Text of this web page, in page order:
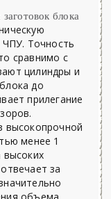
блока
ЧПУ. Точность
сравнимо с
цилиндры и
до
прилегание
высокопрочной
менее 1
высоких
за